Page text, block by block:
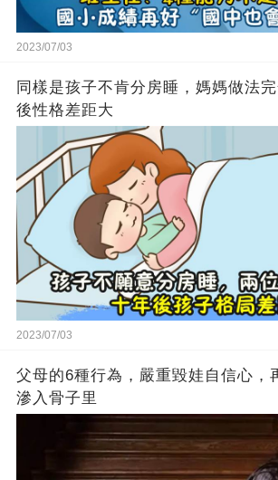
2023/07/03
同樣是孩子不肯分房睡，媽媽做法
後性格差距大
2023/07/03
父母的6種行為，嚴重毀娃自信心，
滲入骨子里